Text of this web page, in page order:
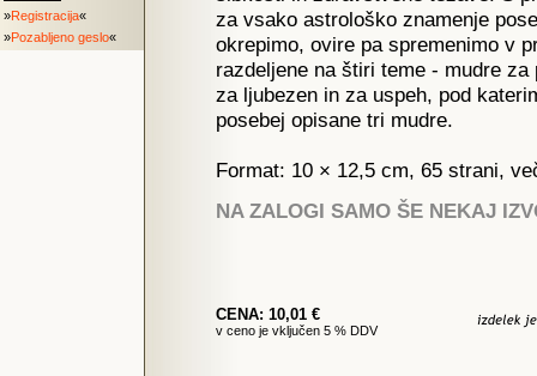
»Registracija«
»Pozabljeno geslo«
za vsako astrološko znamenje
okrepimo, ovire pa spremenimo v
razdeljene na štiri teme - mudre
za ljubezen in za uspeh, pod
posebej opisane tri mudre.
Format: 10 × 12,5 cm, 65 strani,
NA ZALOGI SAMO ŠE NEKAJ
CENA: 10,01 €
v ceno je vključen 5 % DDV